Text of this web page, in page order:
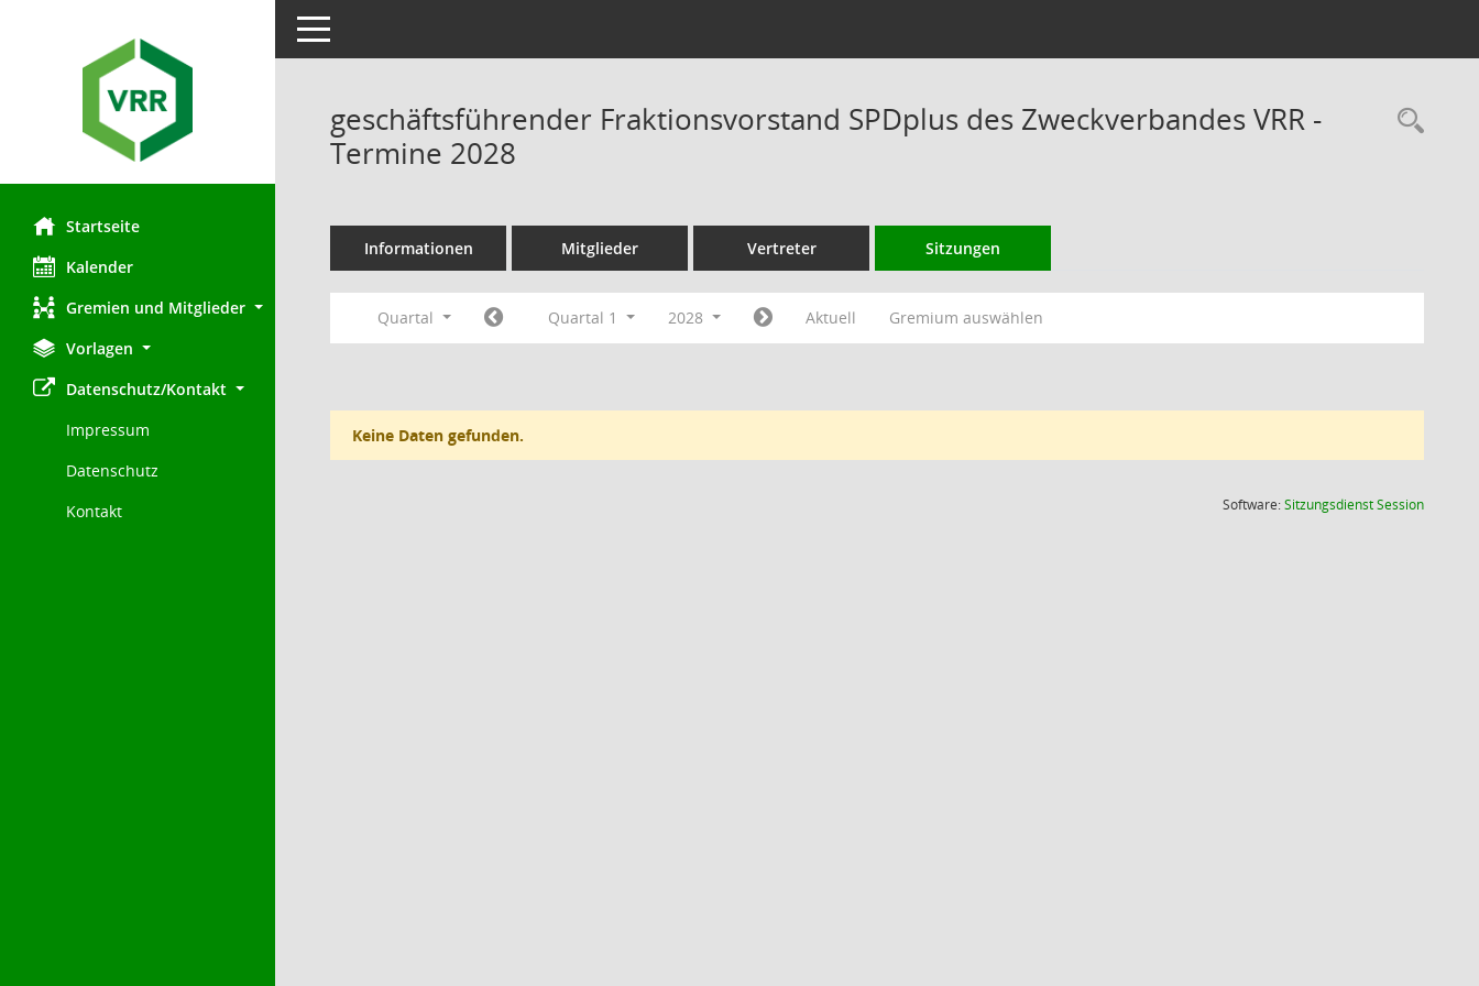
Startseite
Kalender
Gremien und Mitglieder
Vorlagen
Datenschutz/Kontakt
Impressum
Datenschutz
Kontakt
Toggle navigation
geschäftsführender Fraktionsvorstand SPDplus des Zweckverbandes VRR -
Termine 2028
Informationen Mitglieder Vertreter Sitzungen
Quartal Quartal 1 2028 Aktuell Gremium auswählen
Keine Daten gefunden.
Software:SitzungsdienstSession(Wird in